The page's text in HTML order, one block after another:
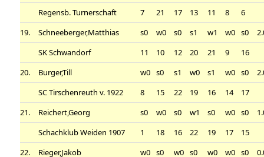
Regensb. Turnerschaft
7 21 17 13 11 8
6
19.
Schneeberger,Matthias s0 w0 s0 s1 w1 w0 s0
SK Schwandorf
11 10 12 20 21 9
16
20.
Burger,Till w0 s0 s1 w0 s1 w0 s0
SC Tirschenreuth v. 1922
8 15 22 19 16 14
17
21.
Reichert,Georg s0 w0 s0 w1 s0 w0 s0
Schachklub Weiden 1907
1 18 16 22 19 17
15
22.
Rieger,Jakob w0 s0 w0 s0 w0 w0 s0